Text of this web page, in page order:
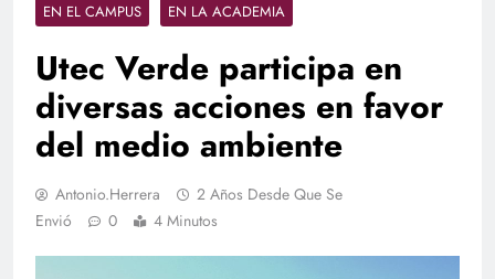
EN EL CAMPUS EN LA ACADEMIA
Utec Verde participa en
diversas acciones en favor
del medio ambiente
Antonio.herrera
2 Años Desde Que Se
Envió
0 4 Minutos